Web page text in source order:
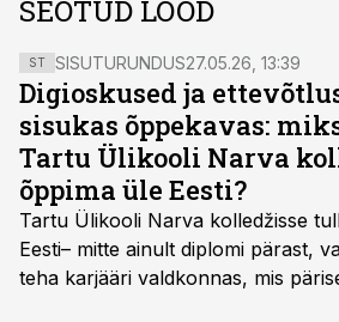
SEOTUD LOOD
ST SISUTURUNDUS27.05.26, 13:39
Digioskused ja
sisukas õppekavas:
Tartu Ülikooli Narva
õppima üle Eesti?
Tartu Ülikooli Narva kolledžisse
Eesti– mitte ainult diplomi pärast,
teha karjääri valdkonnas, mis